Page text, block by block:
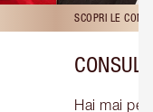
SCOPRI LE
Hai mai